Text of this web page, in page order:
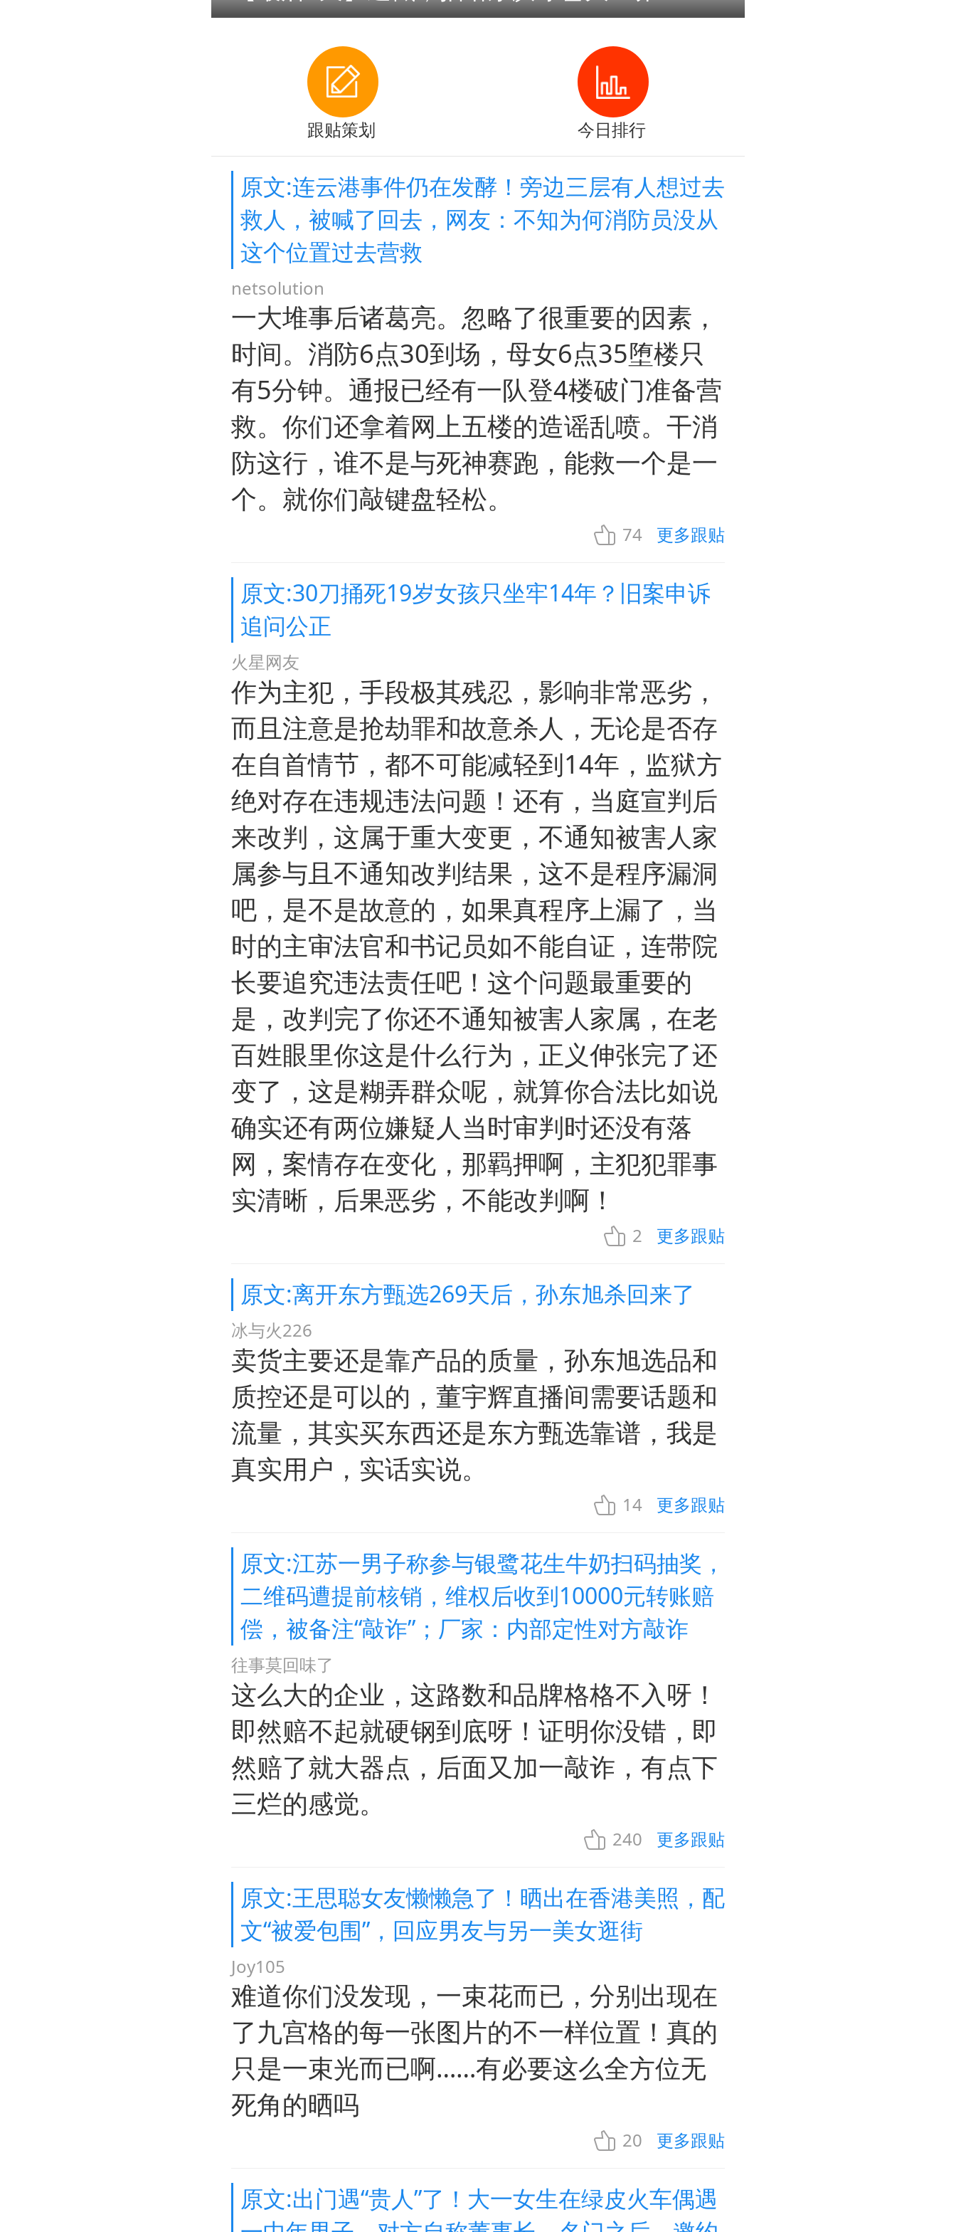
跟贴策划 今日排行
原文:连云港事件仍在发酵！旁边三层有人想过去
救人，被喊了回去，网友：不知为何消防员没从
这个位置过去营救
netsolution
一大堆事后诸葛亮。忽略了很重要的因素，
时间。消防6点30到场，母女6点35堕楼只
有5分钟。通报已经有一队登4楼破门准备营
救。你们还拿着网上五楼的造谣乱喷。干消
防这行，谁不是与死神赛跑，能救一个是一
个。就你们敲键盘轻松。
74 更多跟贴
原文:30刀捅死19岁女孩只坐牢14年？旧案申诉
追问公正
火星网友
作为主犯，手段极其残忍，影响非常恶劣，
而且注意是抢劫罪和故意杀人，无论是否存
在自首情节，都不可能减轻到14年，监狱方
绝对存在违规违法问题！还有，当庭宣判后
来改判，这属于重大变更，不通知被害人家
属参与且不通知改判结果，这不是程序漏洞
吧，是不是故意的，如果真程序上漏了，当
时的主审法官和书记员如不能自证，连带院
长要追究违法责任吧！这个问题最重要的
是，改判完了你还不通知被害人家属，在老
百姓眼里你这是什么行为，正义伸张完了还
变了，这是糊弄群众呢，就算你合法比如说
确实还有两位嫌疑人当时审判时还没有落
网，案情存在变化，那羁押啊，主犯犯罪事
实清晰，后果恶劣，不能改判啊！
2 更多跟贴
原文:离开东方甄选269天后，孙东旭杀回来了
冰与火226
卖货主要还是靠产品的质量，孙东旭选品和
质控还是可以的，董宇辉直播间需要话题和
流量，其实买东西还是东方甄选靠谱，我是
真实用户，实话实说。
14 更多跟贴
原文:江苏一男子称参与银鹭花生牛奶扫码抽奖，
二维码遭提前核销，维权后收到10000元转账赔
偿，被备注“敲诈”；厂家：内部定性对方敲诈
往事莫回味了
这么大的企业，这路数和品牌格格不入呀！
即然赔不起就硬钢到底呀！证明你没错，即
然赔了就大器点，后面又加一敲诈，有点下
三烂的感觉。
240 更多跟贴
原文:王思聪女友懒懒急了！晒出在香港美照，配
文“被爱包围”，回应男友与另一美女逛街
Joy105
难道你们没发现，一束花而已，分别出现在
了九宫格的每一张图片的不一样位置！真的
只是一束光而已啊……有必要这么全方位无
死角的晒吗
20 更多跟贴
原文:出门遇“贵人”了！大一女生在绿皮火车偶遇